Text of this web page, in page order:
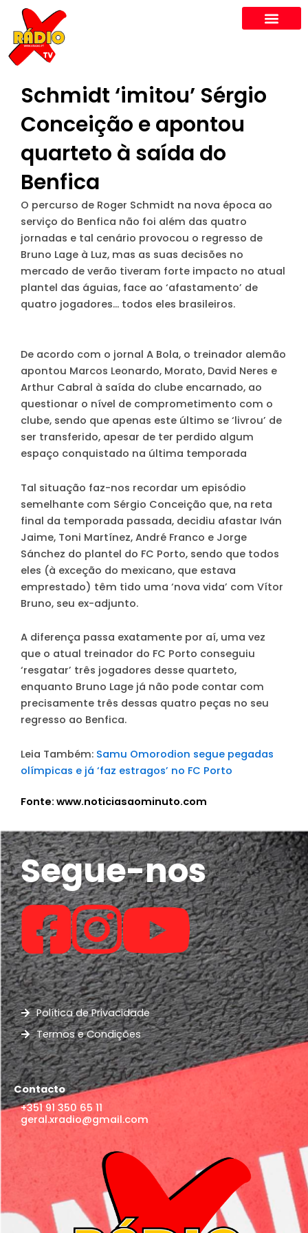
content
Schmidt ‘imitou’ Sérgio
Conceição e apontou
quarteto à saída do
Benfica
O percurso de Roger Schmidt na nova época ao
serviço do Benfica não foi além das quatro
jornadas e tal cenário provocou o regresso de
Bruno Lage à Luz, mas as suas decisões no
mercado de verão tiveram forte impacto no atual
plantel das águias, face ao ‘afastamento’ de
quatro jogadores… todos eles brasileiros.
De acordo com o jornal A Bola, o treinador alemão
apontou Marcos Leonardo, Morato, David Neres e
Arthur Cabral à saída do clube encarnado, ao
questionar o nível de comprometimento com o
clube, sendo que apenas este último se ‘livrou’ de
ser transferido, apesar de ter perdido algum
espaço conquistado na última temporada
Tal situação faz-nos recordar um episódio
semelhante com Sérgio Conceição que, na reta
final da temporada passada, decidiu afastar Iván
Jaime, Toni Martínez, André Franco e Jorge
Sánchez do plantel do FC Porto, sendo que todos
eles (à exceção do mexicano, que estava
emprestado) têm tido uma ‘nova vida’ com Vítor
Bruno, seu ex-adjunto.
A diferença passa exatamente por aí, uma vez
que o atual treinador do FC Porto conseguiu
‘resgatar’ três jogadores desse quarteto,
enquanto Bruno Lage já não pode contar com
precisamente três dessas quatro peças no seu
regresso ao Benfica.
Leia Também: Samu Omorodion segue pegadas
olímpicas e já ‘faz estragos’ no FC Porto
Fonte: www.noticiasaominuto.com
Segue-nos
Política de Privacidade
Termos e Condições
Contacto
+351 91 350 65 11
geral.xradio@gmail.com